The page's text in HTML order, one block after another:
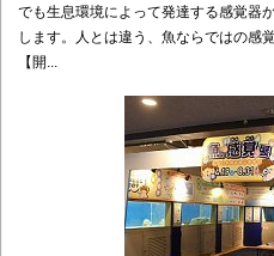
でも生息環境によって発達する感覚器
します。人とは違う、魚ならではの感
【開...